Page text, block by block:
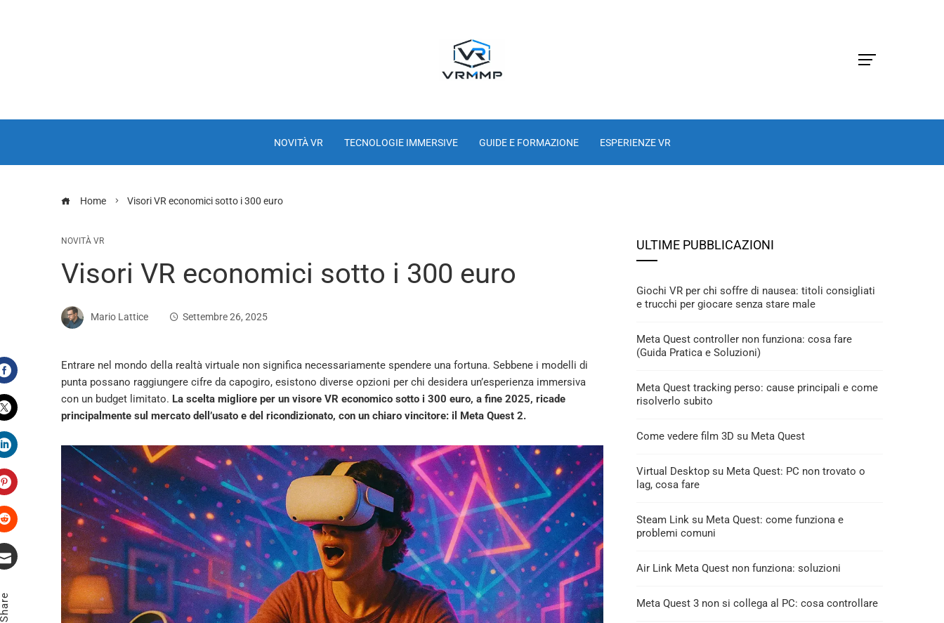
NOVITÀ VR TECNOLOGIE IMMERSIVE GUIDE E FORMAZIONE ESPERIENZE VR
Home Visori VR economici sotto i 300 euro
NOVITÀ VR
Visori VR economici sotto i 300 euro
Mario Lattice Settembre 26, 2025
Facebook
Twitter
LinkedIn
Pinterest
Stumbleupon
Entrare nel mondo della realtà virtuale non significa necessariamente spendere una fortuna. Sebbene i modelli di
punta possano raggiungere cifre da capogiro, esistono diverse opzioni per chi desidera un’esperienza immersiva
con un budget limitato. La scelta migliore per un visore VR economico sotto i 300 euro, a fine 2025, ricade
principalmente sul mercato dell’usato e del ricondizionato, con un chiaro vincitore: il Meta Quest 2.
ULTIME PUBBLICAZIONI
Giochi VR per chi soffre di nausea: titoli consigliati
e trucchi per giocare senza stare male
Meta Quest controller non funziona: cosa fare
(Guida Pratica e Soluzioni)
Meta Quest tracking perso: cause principali e come
risolverlo subito
Come vedere film 3D su Meta Quest
Virtual Desktop su Meta Quest: PC non trovato o
lag, cosa fare
Steam Link su Meta Quest: come funziona e
problemi comuni
Air Link Meta Quest non funziona: soluzioni
Meta Quest 3 non si collega al PC: cosa controllare